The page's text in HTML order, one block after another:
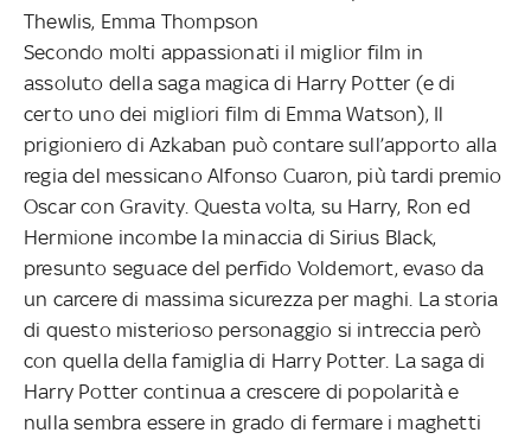
Thewlis, Emma Thompson
Secondo molti appassionati il miglior film in
assoluto della saga magica di Harry Potter (e di
certo uno dei migliori film di Emma Watson), Il
prigioniero di Azkaban può contare sull’apporto alla
regia del messicano Alfonso Cuaron, più tardi premio
Oscar con Gravity. Questa volta, su Harry, Ron ed
Hermione incombe la minaccia di Sirius Black,
presunto seguace del perfido Voldemort, evaso da
un carcere di massima sicurezza per maghi. La storia
di questo misterioso personaggio si intreccia però
con quella della famiglia di Harry Potter. La saga di
Harry Potter continua a crescere di popolarità e
nulla sembra essere in grado di fermare i maghetti